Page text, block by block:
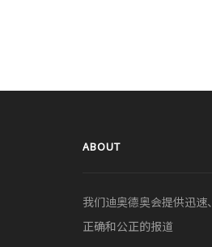
ABOUT
我们迪奥德奥会提供迅速、
正确和公正的报道